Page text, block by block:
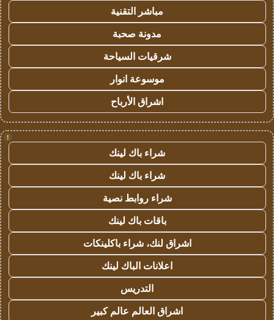
مباشر التقنية
مدونة صحبة
شرقيات السياحة
موسوعة انوار
اشراق الأرباح
!
شراء باك لينك
شراء باك لينك
شراء روابط نصية
باقات باك لينك
اشراق لنك، شراء باكلينكات
اعلانات الباك لينك
التدريس
اشراق العالم عالم كبير